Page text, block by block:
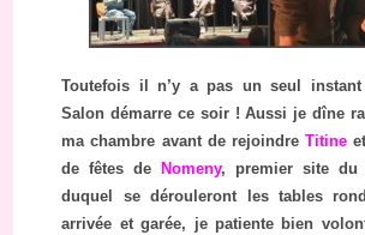
Toutefois il n’y a pas un seul
Salon démarre ce soir ! Aussi je dîne
ma chambre avant de rejoindreTitine
de fêtes de
Nomeny, premier site du
duquel se dérouleront les tables
arrivée et garée, je patiente bien